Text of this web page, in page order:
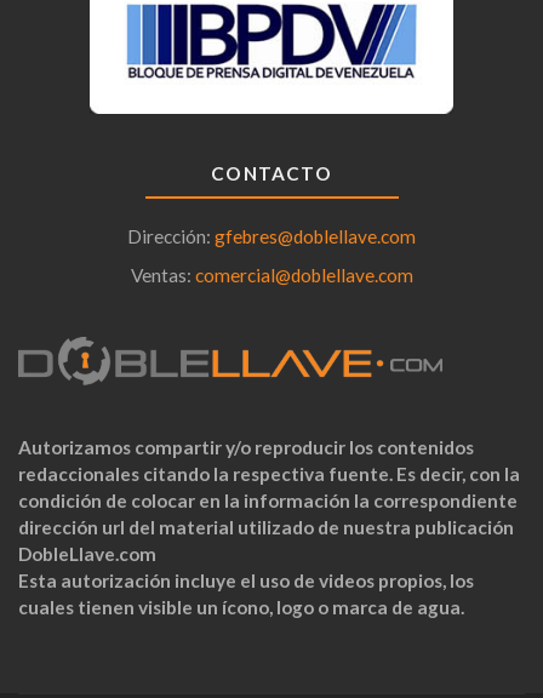
CONTACTO
Dirección: gfebres@doblellave.com
Ventas: comercial@doblellave.com
Autorizamos compartir y/o reproducir los contenidos
redaccionales citando la respectiva fuente. Es decir, con la
condición de colocar en la información la correspondiente
dirección url del material utilizado de nuestra publicación
DobleLlave.com
Esta autorización incluye el uso de videos propios, los
cuales tienen visible un ícono, logo o marca de agua.